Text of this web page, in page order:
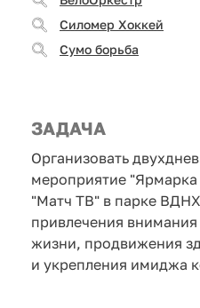
Силомер Хоккей
Сумо борьба
ЗАДАЧА
Организовать
мероприятие
"Матч ТВ" в парке
привлечения
жизни, продвижения
и укрепления имиджа